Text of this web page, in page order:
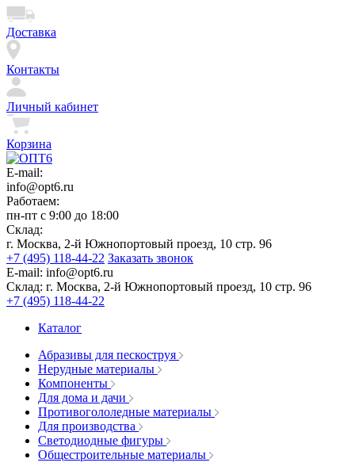
Доставка
Контакты
Личный кабинет
Корзина
E-mail:
info@opt6.ru
Работаем:
пн-пт с 9:00 до 18:00
Склад:
г. Москва, 2-й Южнопортовый проезд, 10 стр. 96
+7 (495) 118-44-22 Заказать звонок
E-mail: info@opt6.ru
Склад: г. Москва, 2-й Южнопортовый проезд, 10 стр. 96
+7 (495) 118-44-22
Каталог
Абразивы для пескоструя
Нерудные материалы
Компоненты
Для дома и дачи
Противогололедные материалы
Для производства
Светодиодные фигуры
Общестроительные материалы